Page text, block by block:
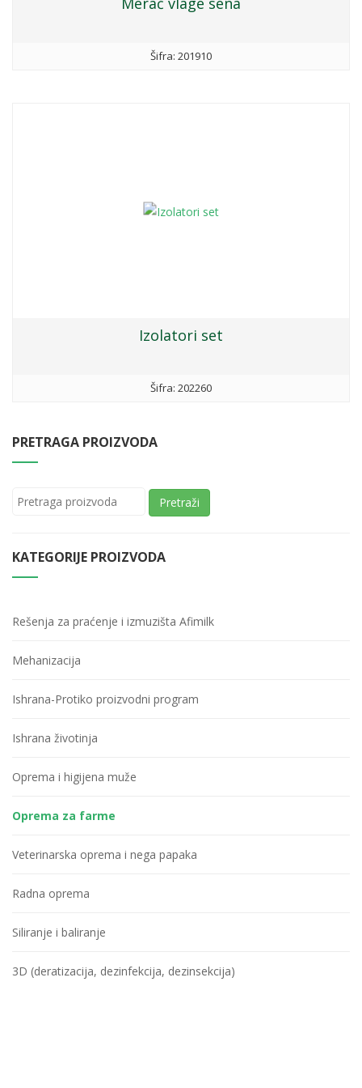
Šifra: 201910
Izolatori set
Šifra: 202260
PRETRAGA PROIZVODA
Pretraži
KATEGORIJE PROIZVODA
Rešenja za praćenje i izmuzišta Afimilk
Mehanizacija
Ishrana-Protiko proizvodni program
Ishrana životinja
Oprema i higijena muže
Oprema za farme
Veterinarska oprema i nega papaka
Radna oprema
Siliranje i baliranje
3D (deratizacija, dezinfekcija, dezinsekcija)